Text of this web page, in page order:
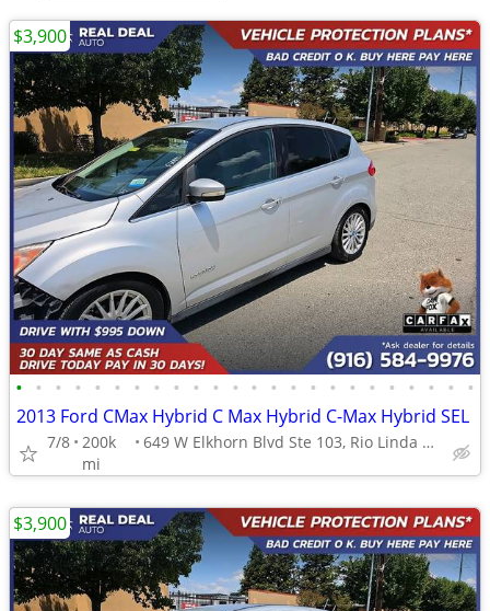
• • • • • • • • • • • • • • • • • • • • • • • •
2013 Ford CMax Hybrid C Max Hybrid C-Max Hybrid SEL
7/8 200k
mi
649 W Elkhorn Blvd Ste 103, Rio Linda CA 95673
$3,900
$3,900